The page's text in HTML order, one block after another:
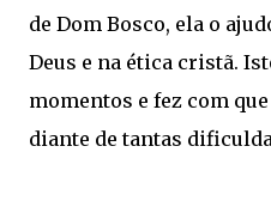
de Dom Bosco, ela o
Deus e na ética cristã.
momentos e fez com
diante de tantas